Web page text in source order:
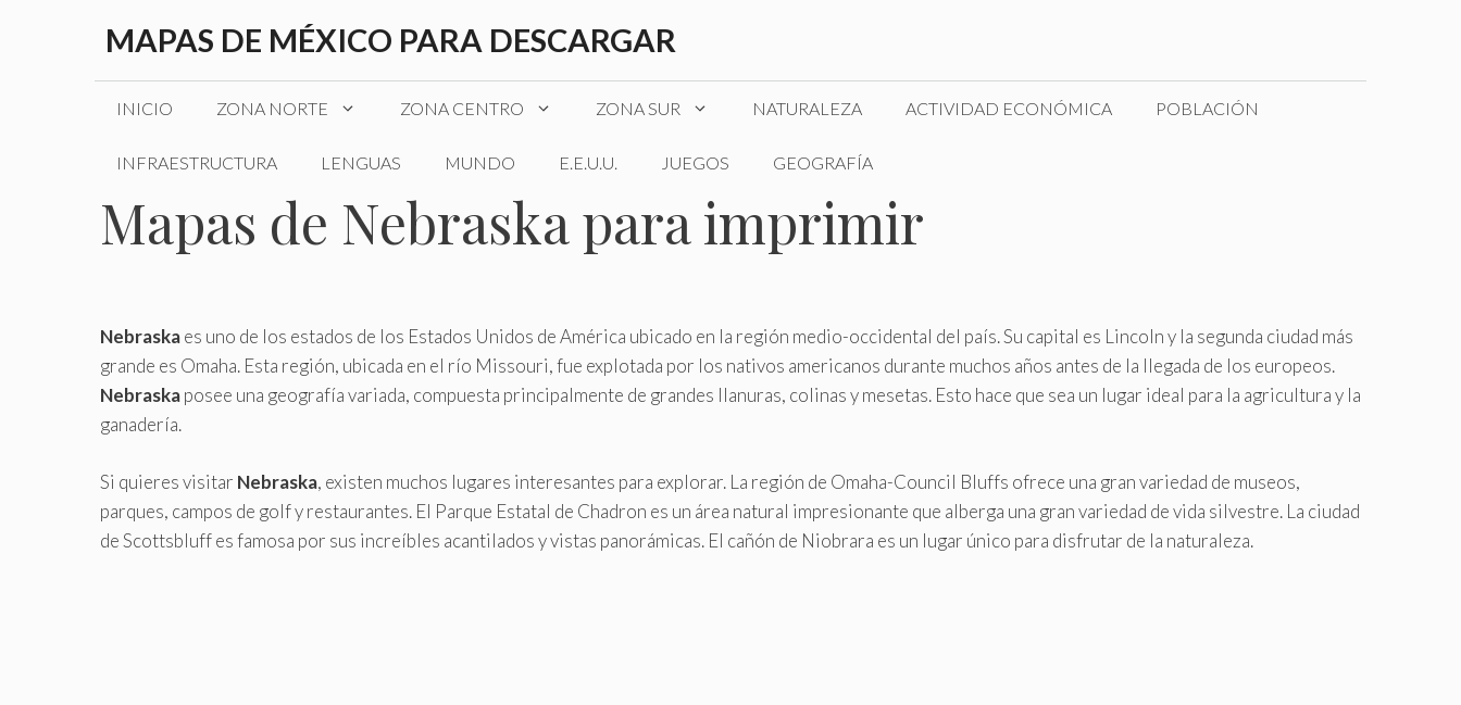
MAPAS DE MÉXICO PARA DESCARGAR
INICIO ZONA NORTE ZONA CENTRO ZONA SUR NATURALEZA ACTIVIDAD ECONÓMICA POBLACIÓN
INFRAESTRUCTURA LENGUAS MUNDO E.E.U.U. JUEGOS GEOGRAFÍA
Mapas de Nebraska para imprimir
Nebraskaes uno de los estados de los Estados Unidos de América ubicado en la región medio-occidental del país. Su capital es Lincoln y la segunda ciudad más
grande es Omaha. Esta región, ubicada en el río Missouri, fue explotada por los nativos americanos durante muchos años antes de la llegada de los europeos.
Nebraskaposee una geografía variada, compuesta principalmente de grandes llanuras, colinas y mesetas. Esto hace que sea un lugar ideal para la agricultura y la
ganadería.
Si quieres visitar Nebraska, existen muchos lugares interesantes para explorar. La región de Omaha-Council Bluffs ofrece una gran variedad de museos,
parques, campos de golf y restaurantes. El Parque Estatal de Chadron es un área natural impresionante que alberga una gran variedad de vida silvestre. La ciudad
de Scottsbluff es famosa por sus increíbles acantilados y vistas panorámicas. El cañón de Niobrara es un lugar único para disfrutar de la naturaleza.